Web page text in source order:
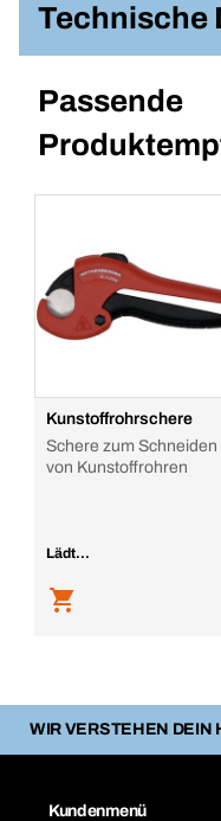
Technische
Passende
Kunstoffrohrschere
Schere zum Schneiden
von Kunstoffrohren
Lädt...
WIR VERSTEHEN DEIN
Kundenmenü